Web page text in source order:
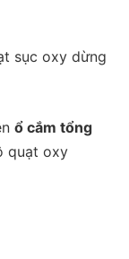
sục oxy dừng
ổ cắm tổng
quạt oxy